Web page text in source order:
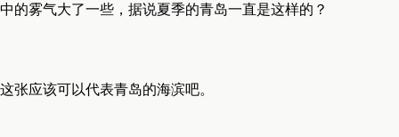
中的雾气大了一些，据说夏季的青岛一直是这样的？
这张应该可以代表青岛的海滨吧。